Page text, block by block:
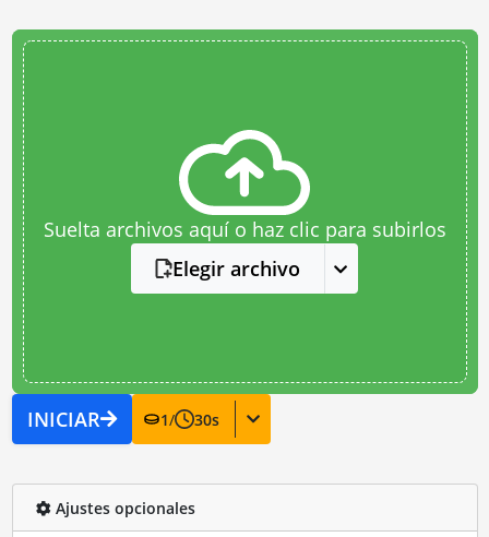
Suelta archivos aquí o haz clic para subirlos
Elegir archivo
INICIAR 1/ 30s
Ajustes opcionales